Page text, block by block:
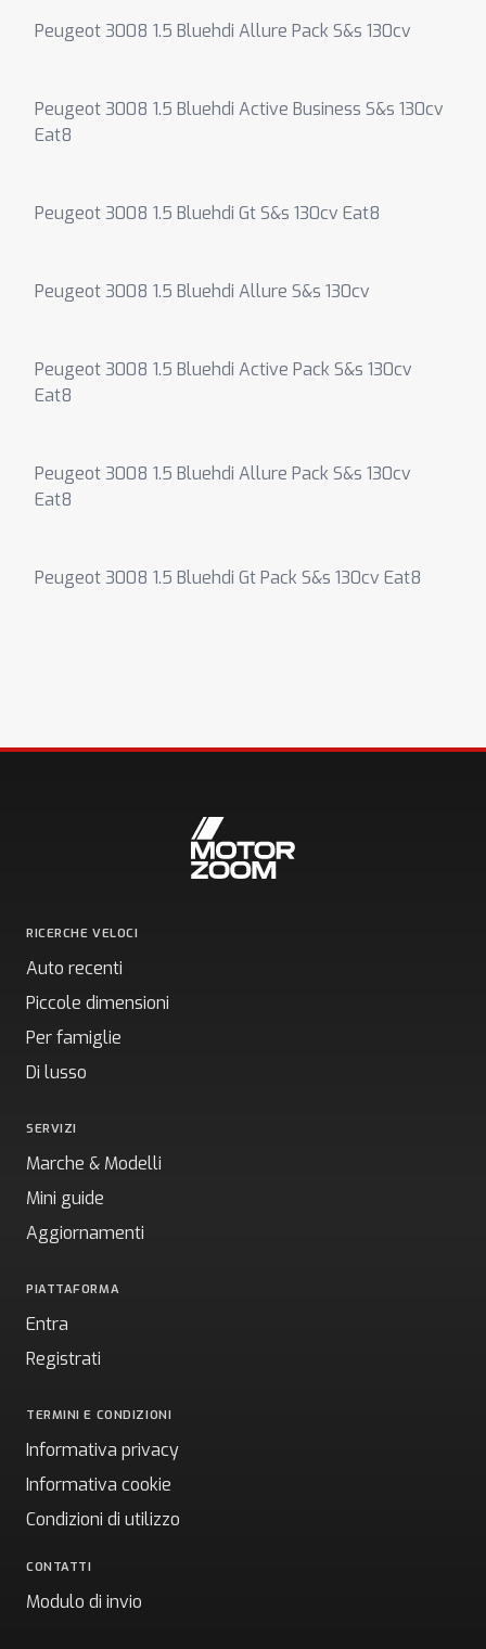
Peugeot 3008 1.5 Bluehdi Allure Pack S&s 130cv
Peugeot 3008 1.5 Bluehdi Active Business S&s 130cv
Eat8
Peugeot 3008 1.5 Bluehdi Gt S&s 130cv Eat8
Peugeot 3008 1.5 Bluehdi Allure S&s 130cv
Peugeot 3008 1.5 Bluehdi Active Pack S&s 130cv
Eat8
Peugeot 3008 1.5 Bluehdi Allure Pack S&s 130cv
Eat8
Peugeot 3008 1.5 Bluehdi Gt Pack S&s 130cv Eat8
RICERCHE VELOCI
Auto recenti
Piccole dimensioni
Per famiglie
Di lusso
SERVIZI
Marche & Modelli
Mini guide
Aggiornamenti
PIATTAFORMA
Entra
Registrati
TERMINI E CONDIZIONI
Informativa privacy
Informativa cookie
Condizioni di utilizzo
CONTATTI
Modulo di invio